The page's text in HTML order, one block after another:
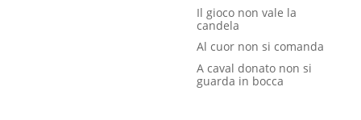
Il gioco non vale la
candela
Al cuor non si comanda
A caval donato non si
guarda in bocca